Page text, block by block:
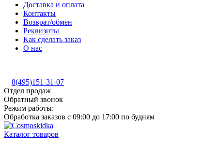
Доставка и оплата
Контакты
Возврат/обмен
Реквизиты
Как сделать заказ
О нас
8(495)151-31-07
Отдел продаж
Обратный звонок
Режим работы:
Обработка заказов с 09:00 до 17:00 по будням
Каталог товаров